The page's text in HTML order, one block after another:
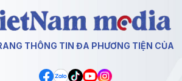
THÔNG TIN ĐA PHƯƠNG TIỆN CỦA